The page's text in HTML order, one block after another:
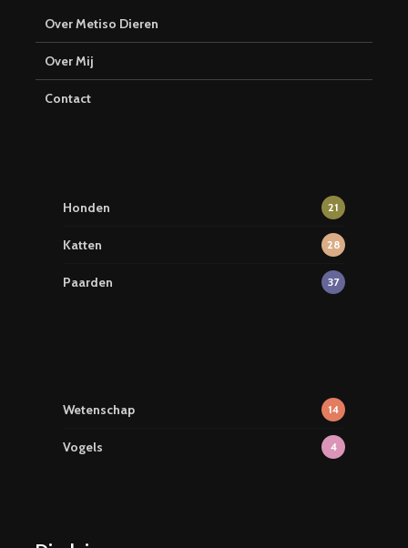
Over Metiso Dieren
Over Mij
Contact
Honden 21
Katten 28
Paarden 37
Wetenschap 14
Vogels 4